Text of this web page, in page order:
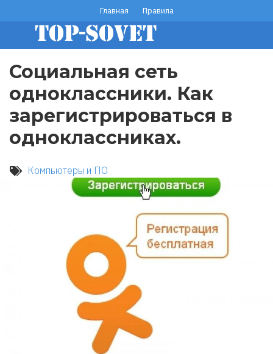
основному
содержанию
footer
menu
Главная Правила
Социальная сеть
одноклассники. Как
зарегистрироваться в
одноклассниках.
Компьютеры и ПО